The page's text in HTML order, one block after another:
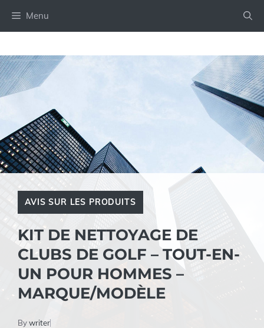
Menu
AVIS SUR LES PRODUITS
KIT DE NETTOYAGE DE
CLUBS DE GOLF – TOUT-EN-
UN POUR HOMMES –
MARQUE/MODÈLE
Bywriter